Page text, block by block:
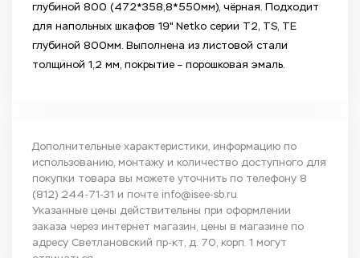
глубиной 800 (472*358,8*550мм), чёрная. Подходит
для напольных шкафов 19" Netko серии T2, TS, TE
глубиной 800мм. Выполнена из листовой стали
толщиной 1,2 мм, покрытие – порошковая эмаль.
Дополнительные характеристики, информацию по
использованию, монтажу и количество доступного для
покупки товара вы можете уточнить по телефону 8
(812) 244-71-31 и почте info@isee-sb.ru
Указанные цены действительны при оформлении
заказа через интернет магазин, цены в магазине по
адресу Светлановский пр-кт, д. 70, корп. 1 могут